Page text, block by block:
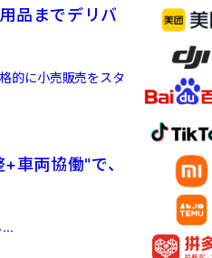
品までデリバ
的に小売販売をスタ
車両協働"で、